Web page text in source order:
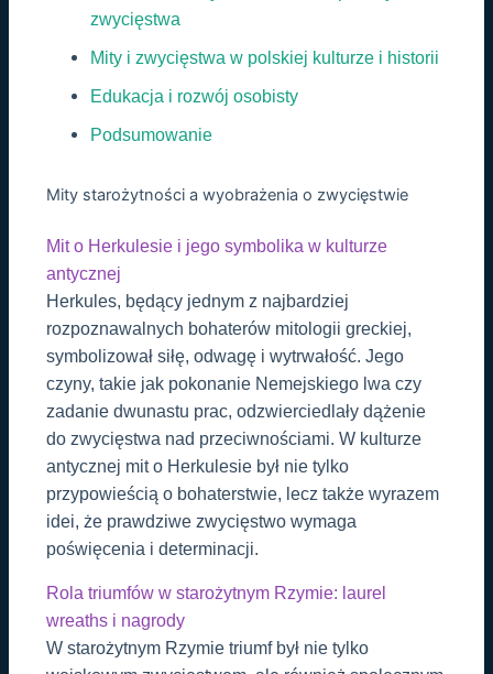
zwycięstwa
Mity i zwycięstwa w polskiej kulturze i historii
Edukacja i rozwój osobisty
Podsumowanie
Mity starożytności a wyobrażenia o zwycięstwie
Mit o Herkulesie i jego symbolika w kulturze
antycznej
Herkules, będący jednym z najbardziej
rozpoznawalnych bohaterów mitologii greckiej,
symbolizował siłę, odwagę i wytrwałość. Jego
czyny, takie jak pokonanie Nemejskiego lwa czy
zadanie dwunastu prac, odzwierciedlały dążenie
do zwycięstwa nad przeciwnościami. W kulturze
antycznej mit o Herkulesie był nie tylko
przypowieścią o bohaterstwie, lecz także wyrazem
idei, że prawdziwe zwycięstwo wymaga
poświęcenia i determinacji.
Rola triumfów w starożytnym Rzymie: laurel
wreaths i nagrody
W starożytnym Rzymie triumf był nie tylko